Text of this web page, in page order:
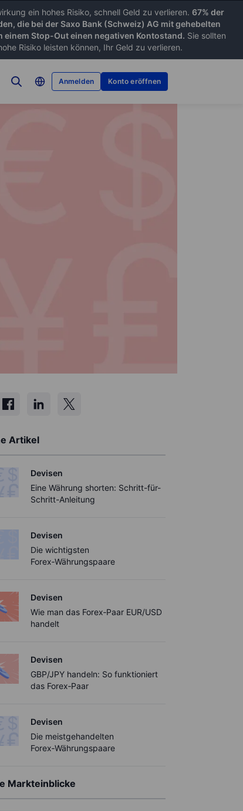
ein hohes Risiko, schnell Geld zu verlieren. 67% der
die bei der Saxo Bank (Schweiz) AG mit gehebelten
Stop-Out einen negativen Kontostand. Sie sollten
Risiko leisten können, Ihr Geld zu verlieren.
Anmelden Konto eröffnen
Artikel
Devisen
Eine Währung shorten: Schritt-für-
Schritt-Anleitung
Devisen
Die wichtigsten
Forex‑Währungspaare
Devisen
Wie man das Forex‑Paar EUR/USD
handelt
Devisen
GBP/JPY handeln: So funktioniert
das Forex‑Paar
Devisen
Die meistgehandelten
Forex‑Währungspaare
Markteinblicke